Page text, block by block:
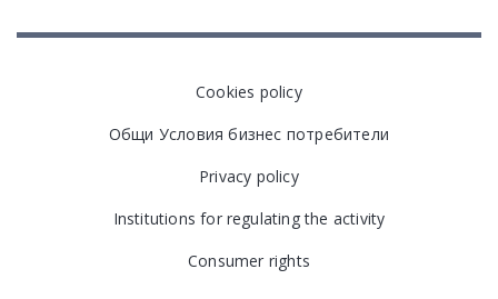
Cookies policy
Общи Условия бизнес потребители
Privacy policy
Institutions for regulating the activity
Consumer rights